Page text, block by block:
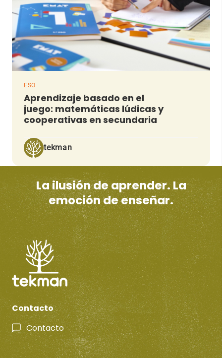
ESO
Aprendizaje basado en el
juego: matemáticas lúdicas y
cooperativas en secundaria
tekman
La ilusión de aprender. La
emoción de enseñar.
Contacto
Contacto